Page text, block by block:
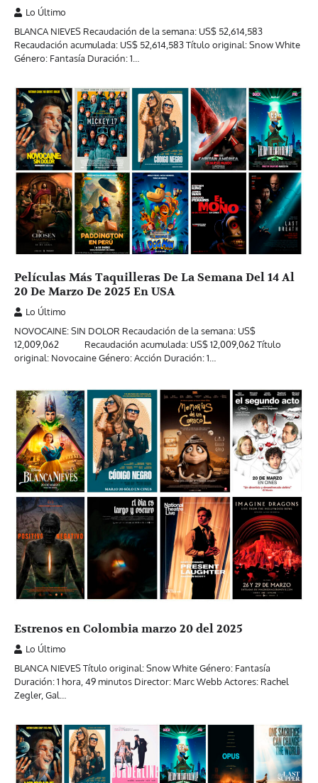
Lo Último
BLANCA NIEVES Recaudación de la semana: US$ 52,614,583
Recaudación acumulada: US$ 52,614,583 Título original: Snow White
Género: Fantasía Duración: 1…
Películas Más Taquilleras De La Semana Del 14 Al
20 De Marzo De 2025 En USA
Lo Último
NOVOCAINE: SIN DOLOR Recaudación de la semana: US$
12,009,062 Recaudación acumulada: US$ 12,009,062 Título
original: Novocaine Género: Acción Duración: 1…
Estrenos en Colombia marzo 20 del 2025
Lo Último
BLANCA NIEVES Título original: Snow White Género: Fantasía
Duración: 1 hora, 49 minutos Director: Marc Webb Actores: Rachel
Zegler, Gal…